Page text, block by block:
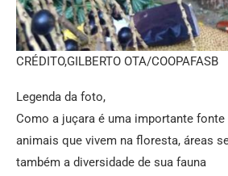
CRÉDITO,GILBERTO OTA/COOPAFASB
Legenda da foto,
Como a juçara é uma importante
animais que vivem na floresta, áreas
também a diversidade de sua fauna